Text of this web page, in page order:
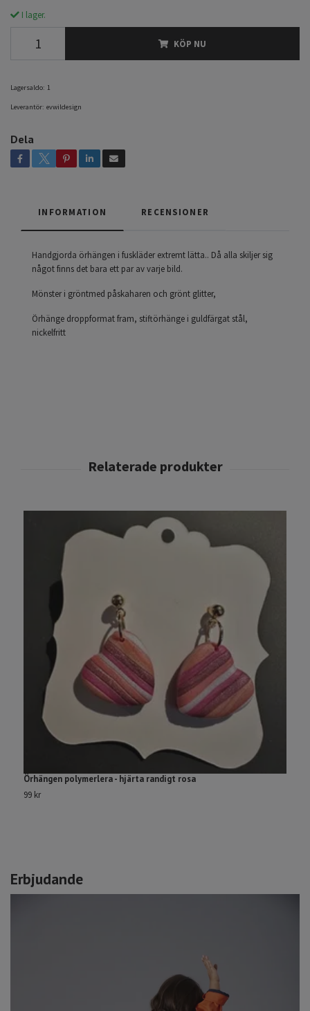
Erbjudande
I lager.
KÖP NU
Lagersaldo: 1
Leverantör: evwildesign
Dela
INFORMATION RECENSIONER
Handgjorda örhängen i fuskläder extremt lätta.. Då alla skiljer sig
något finns det bara ett par av varje bild.
Mönster i gröntmed påskaharen och grönt glitter,
Örhänge droppformat fram, stiftörhänge i guldfärgat stål,
nickelfritt
Örhängen polymerlera - hjärta randigt rosa
99 kr